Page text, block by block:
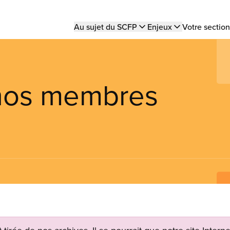
Main
Au sujet du SCFP Enjeux Votre
membres